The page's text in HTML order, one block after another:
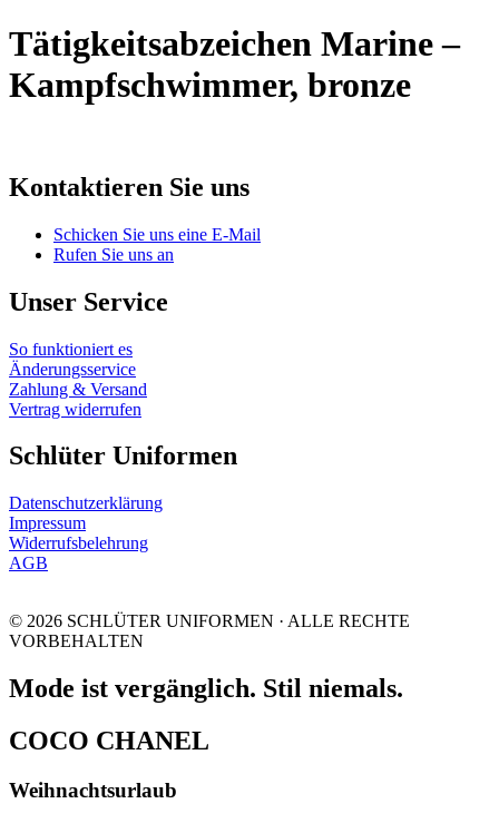
Tätigkeitsabzeichen Marine –
Kampfschwimmer, bronze
Kontaktieren Sie uns
Schicken Sie uns eine E-Mail
Rufen Sie uns an
Unser Service
So funktioniert es
Änderungsservice
Zahlung & Versand
Vertrag widerrufen
Schlüter Uniformen
Datenschutzerklärung
Impressum
Widerrufsbelehrung
AGB
© 2026 SCHLÜTER UNIFORMEN · ALLE RECHTE
VORBEHALTEN
Mode ist vergänglich. Stil niemals.
COCO CHANEL
Weihnachtsurlaub